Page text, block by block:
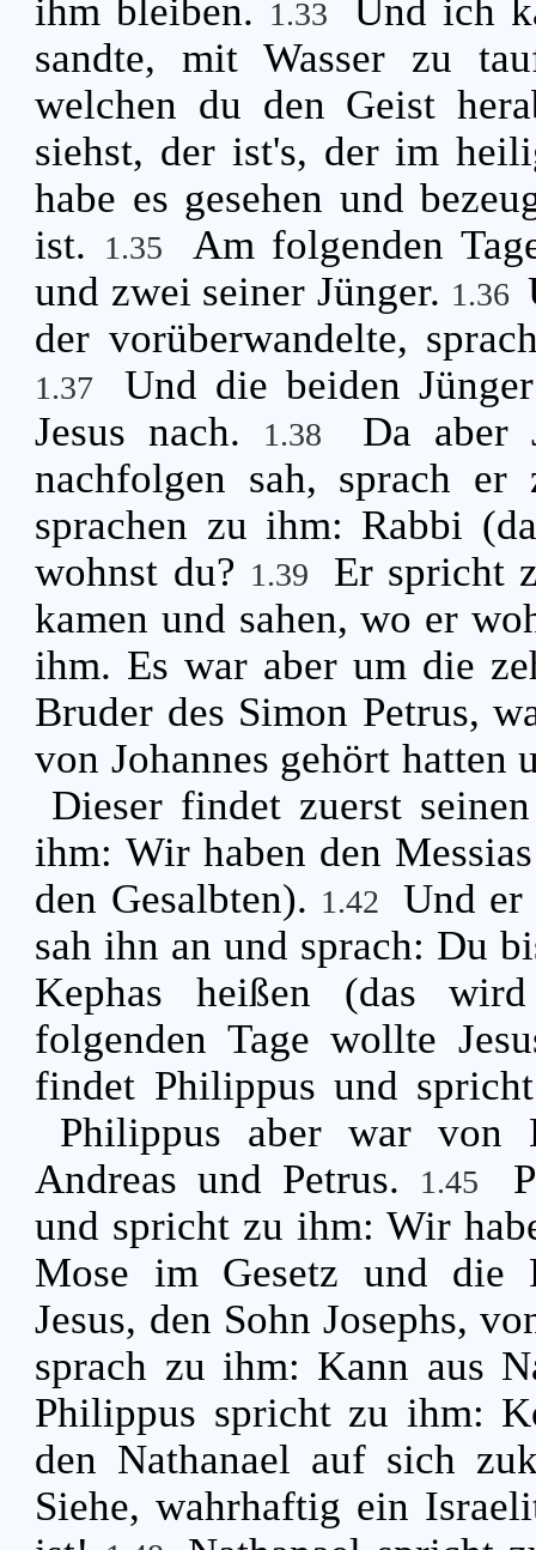
ihm bleiben. 1.33
Und ich
sandte, mit Wasser zu
welchen du den Geist
siehst, der ist's, der im
habe es gesehen und
ist.
1.35
Am folgenden
und zwei seiner Jünger. 1.36
der vorüberwandelte,
1.37
Und die beiden
Jesus nach.
1.38
Da aber
nachfolgen sah, sprach
sprachen zu ihm: Rabbi
wohnst du? 1.39
Er spricht
kamen und sahen, wo er
ihm. Es war aber um die
Bruder des Simon Petrus,
von Johannes gehört
Dieser findet zuerst
ihm: Wir haben den
den Gesalbten). 1.42
Und er
sah ihn an und sprach: Du
Kephas heißen (das
folgenden Tage wollte
findet Philippus und
Philippus aber war von
Andreas und Petrus.
1.45
und spricht zu ihm: Wir
Mose im Gesetz und die
Jesus, den Sohn Josephs,
sprach zu ihm: Kann aus
Philippus spricht zu ihm:
den Nathanael auf sich
Siehe, wahrhaftig ein